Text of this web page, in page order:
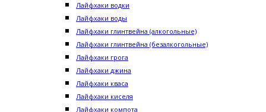
Лайфхаки водки
Лайфхаки воды
Лайфхаки глинтвейна (алкогольные)
Лайфхаки глинтвейна (безалкогольные)
Лайфхаки грога
Лайфхаки джина
Лайфхаки кваса
Лайфхаки киселя
Лайфхаки компота